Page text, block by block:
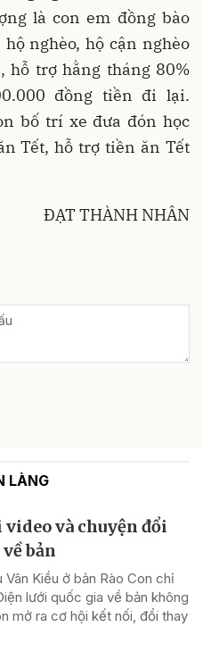
là con em đồng bào
nghèo, hộ cận nghèo
hỗ trợ hằng tháng 80%
đồng tiền đi lại.
bố trí xe đưa đón học
Tết, hỗ trợ tiền ăn Tết
ĐẠT THÀNH NHÂN
LÀNG
và chuyện đổi
bản
Kiều ở bản Rào Con chỉ
lưới quốc gia về bản không
mở ra cơ hội kết nối, đổi thay